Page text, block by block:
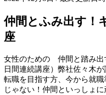
仲間とふみ出す！
座
女性のための 仲間と踏み出
日間連続講座）弊社佐々木が
転職を目指す方、今から就
じゃない！仲間といっしょに